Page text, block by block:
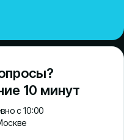
10 минут
с 10:00